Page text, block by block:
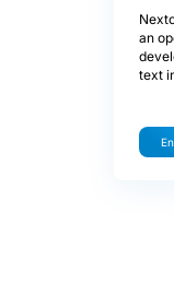
an
text